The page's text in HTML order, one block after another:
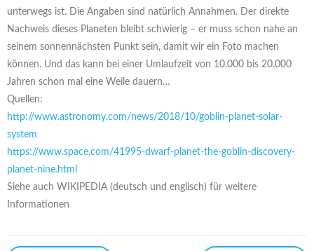
unterwegs ist. Die Angaben sind natürlich Annahmen. Der direkte
Nachweis dieses Planeten bleibt schwierig – er muss schon nahe an
seinem sonnennächsten Punkt sein, damit wir ein Foto machen
können. Und das kann bei einer Umlaufzeit von 10.000 bis 20.000
Jahren schon mal eine Weile dauern…
Quellen:
http://www.astronomy.com/news/2018/10/goblin-planet-solar-
system
https://www.space.com/41995-dwarf-planet-the-goblin-discovery-
planet-nine.html
Siehe auch WIKIPEDIA (deutsch und englisch) für weitere
Informationen